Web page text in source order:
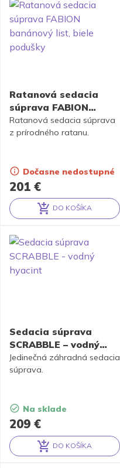
Ratanová sedacia
súprava FABION
banánový list, biele
podušky
201 €
Ratanová sedacia súprava
z prírodného ratanu.
Dočasne nedostupné
DO KOŠÍKA
Sedacia súprava
SCRABBLE – vodný
hyacint
209 €
Jedinečná záhradná sedacia
súprava.
Na sklade
DO KOŠÍKA